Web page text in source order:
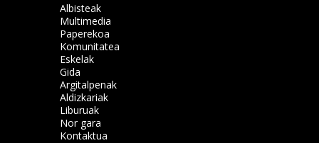
Albisteak
Multimedia
Paperekoa
Komunitatea
Eskelak
Gida
Argitalpenak
Aldizkariak
Liburuak
Nor gara
Kontaktua